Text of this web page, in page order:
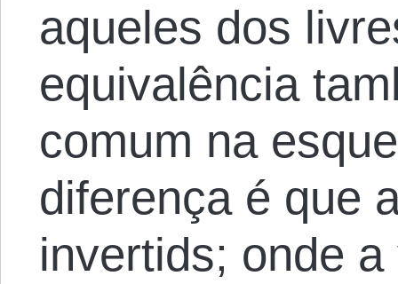
aqueles dos
equivalência
comum na
diferença é que
invertids; onde